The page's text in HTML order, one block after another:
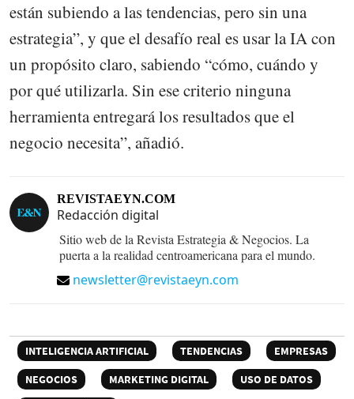
están subiendo a las tendencias, pero sin una
estrategia”, y que el desafío real es usar la IA con
un propósito claro, sabiendo “cómo, cuándo y
por qué utilizarla. Sin ese criterio ninguna
herramienta entregará los resultados que el
negocio necesita”, añadió.
REVISTAEYN.COM
Redacción digital
Sitio web de la Revista Estrategia & Negocios. La
puerta a la realidad centroamericana para el mundo.
newsletter@revistaeyn.com
INTELIGENCIA ARTIFICIAL TENDENCIAS
EMPRESAS
NEGOCIOS
MARKETING DIGITAL
USO DE DATOS